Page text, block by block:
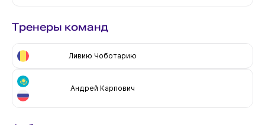
Тренеры команд
Ливию Чоботарию
Андрей Карпович